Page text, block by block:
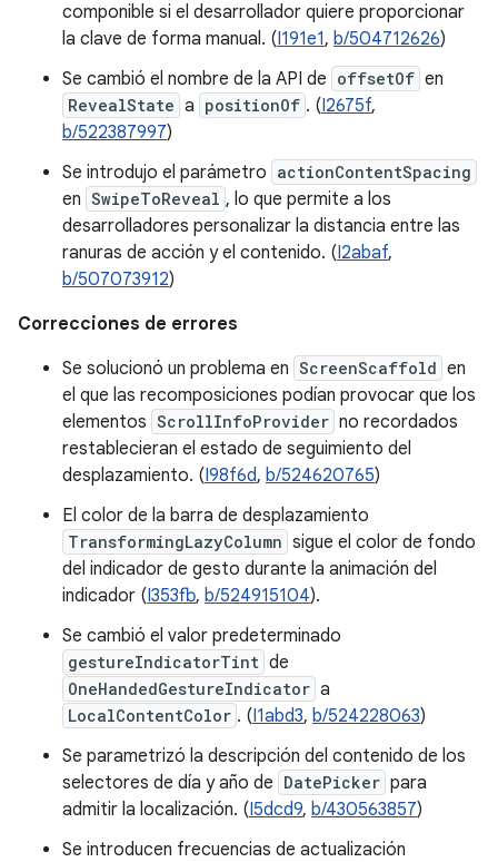
componible si el desarrollador quiere proporcionar
la clave de forma manual. (I191e1, b/504712626)
Se cambió el nombre de la API de offsetOf en
RevealState a positionOf . (I2675f,
b/522387997)
Se introdujo el parámetro actionContentSpacing
en SwipeToReveal , lo que permite a los
desarrolladores personalizar la distancia entre las
ranuras de acción y el contenido. (I2abaf,
b/507073912)
Correcciones de errores
Se solucionó un problema en ScreenScaffold en
el que las recomposiciones podían provocar que los
elementos ScrollInfoProvider no recordados
restablecieran el estado de seguimiento del
desplazamiento. (I98f6d, b/524620765)
El color de la barra de desplazamiento
TransformingLazyColumn sigue el color de fondo
del indicador de gesto durante la animación del
indicador (I353fb, b/524915104).
Se cambió el valor predeterminado
gestureIndicatorTint de
OneHandedGestureIndicator a
LocalContentColor . (I1abd3, b/524228063)
Se parametrizó la descripción del contenido de los
selectores de día y año de DatePicker para
admitir la localización. (I5dcd9, b/430563857)
Se introducen frecuencias de actualización